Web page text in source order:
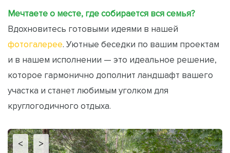
Мечтаете о месте, где собирается вся семья?
Вдохновитесь готовыми идеями в нашей
фотогалерее. Уютные беседки по вашим проектам
и в нашем исполнении — это идеальное решение,
которое гармонично дополнит ландшафт вашего
участка и станет любимым уголком для
круглогодичного отдыха.
< >